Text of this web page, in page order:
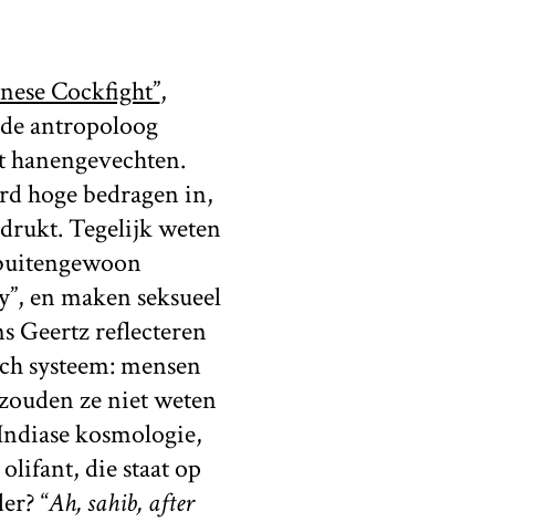
Cockfight”,
antropoloog
hoge bedragen in,
Tegelijk weten
en maken seksueel
Geertz reflecteren
systeem: mensen
ze niet weten
kosmologie,
die staat op
“Ah, sahib, after